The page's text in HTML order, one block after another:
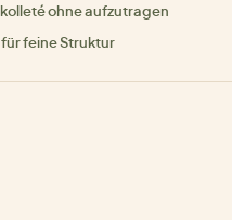
ohne aufzutragen
feine Struktur